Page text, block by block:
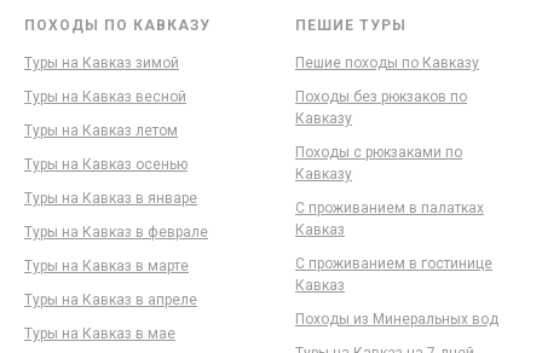
ПОХОДЫ ПО КАВКАЗУ
Туры на Кавказ зимой
Туры на Кавказ весной
Туры на Кавказ летом
Туры на Кавказ осенью
Туры на Кавказ в январе
Туры на Кавказ в феврале
Туры на Кавказ в марте
Туры на Кавказ в апреле
Туры на Кавказ в мае
ПЕШИЕ ТУРЫ
Пешие походы по Кавказу
Походы без рюкзаков по
Кавказу
Походы с рюкзаками по
Кавказу
С проживанием в палатках
Кавказ
С проживанием в гостинице
Кавказ
Походы из Минеральных вод